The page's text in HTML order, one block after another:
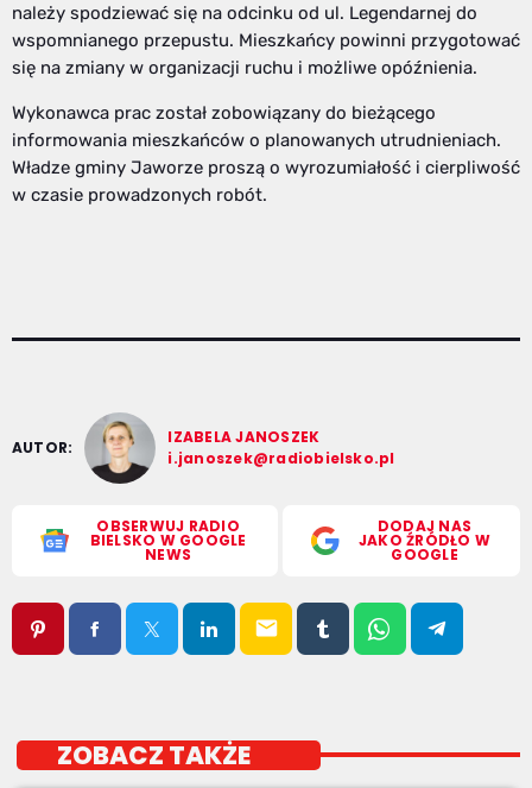
należy spodziewać się na odcinku od ul. Legendarnej do
wspomnianego przepustu. Mieszkańcy powinni przygotować
się na zmiany w organizacji ruchu i możliwe opóźnienia.
Wykonawca prac został zobowiązany do bieżącego
informowania mieszkańców o planowanych utrudnieniach.
Władze gminy Jaworze proszą o wyrozumiałość i cierpliwość
w czasie prowadzonych robót.
AUTOR:
IZABELA JANOSZEK
i.janoszek@radiobielsko.pl
OBSERWUJ RADIO
BIELSKO W GOOGLE
NEWS
DODAJ NAS
JAKO ŹRÓDŁO W
GOOGLE
email
ZOBACZ TAKŻE